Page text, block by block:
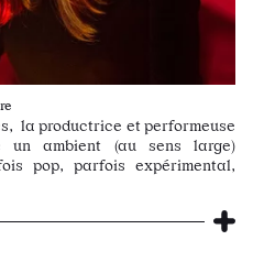
la productrice et performeuse
un ambient (au sens large)
pop, parfois expérimental,